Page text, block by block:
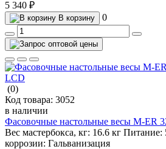
5 340 ₽
В корзину 0
(0)
Код товара: 3052
в наличии
Фасовочные настольные весы M-ER
Вес мастербокса, кг: 16.6 кг Питание:
коррозии: Гальванизация